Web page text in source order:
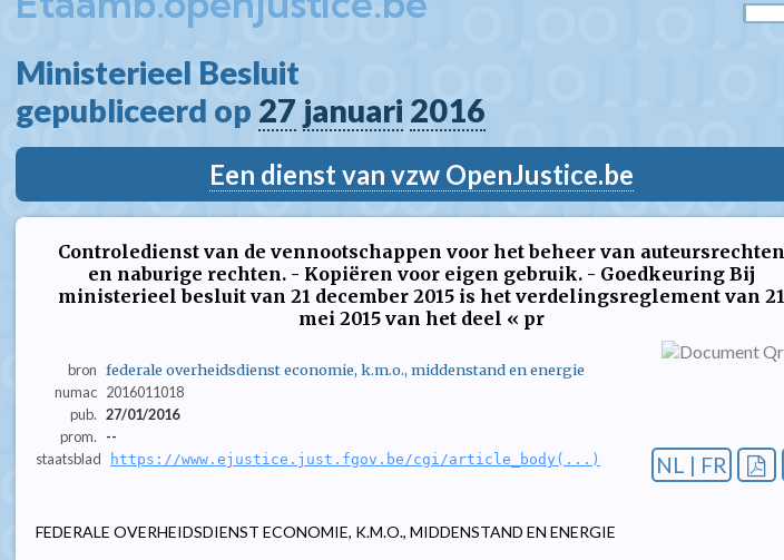
Ministerieel Besluit
gepubliceerd op 27 januari 2016
Een dienst van vzw OpenJustice.be
Controledienst van de vennootschappen voor het beheer van auteursrechten
en naburige rechten. - Kopiëren voor eigen gebruik. - Goedkeuring Bij
ministerieel besluit van 21 december 2015 is het verdelingsreglement van 21
mei 2015 van het deel « pr
bron federale overheidsdienst economie, k.m.o., middenstand en energie
numac 2016011018
pub. 27/01/2016
prom.
--
staatsblad
https://www.ejustice.just.fgov.be/cgi/article_body(...) NL | FR
FEDERALE OVERHEIDSDIENST ECONOMIE, K.M.O., MIDDENSTAND EN ENERGIE